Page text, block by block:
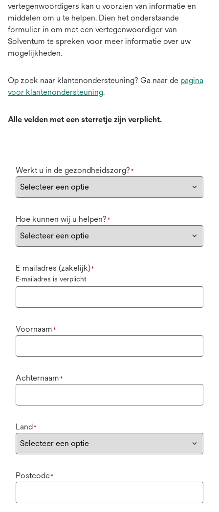
vertegenwoordigers kan u voorzien van informatie en
middelen om u te helpen. Dien het onderstaande
formulier in om met een vertegenwoordiger van
Solventum te spreken voor meer informatie over uw
mogelijkheden.
Op zoek naar klantenondersteuning? Ga naar de pagina
voor klantenondersteuning.
Alle velden met een sterretje zijn verplicht.
Werkt u in de gezondheidszorg? *
Hoe kunnen wij u helpen? *
E-mailadres (zakelijk)*
E-mailadres is verplicht
Voornaam *
Achternaam *
Land *
Postcode*